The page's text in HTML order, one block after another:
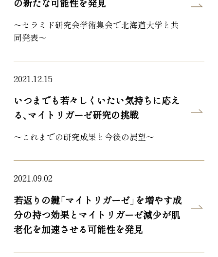
の新たな可能性を発見
～セラミド研究会学術集会で北海道大学と共
同発表～
2021.12.15
いつまでも若々しくいたい気持ちに応え
る、マイトリガーゼ研究の挑戦
～これまでの研究成果と今後の展望～
2021.09.02
若返りの鍵「マイトリガーゼ」を増やす成
分の持つ効果とマイトリガーゼ減少が肌
老化を加速させる可能性を発見